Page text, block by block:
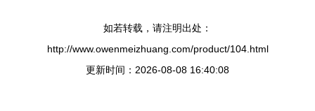
如若转载，请注明出处：
http://www.owenmeizhuang.com/product/104.html
更新时间：2026-08-08 16:40:08